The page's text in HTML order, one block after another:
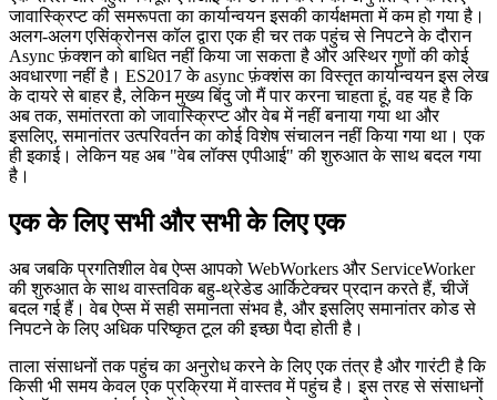
Concurrency एक साथ बहुत सी चीजों से निपटने के बारे में है। समानांतरवाद
एक साथ बहुत सी चीजें करने के बारे में है।
एक सरल और बहुत मजबूत एपीआई का उपयोग करने की अनुमति देने के लिए
जावास्क्रिप्ट की समरूपता का कार्यान्वयन इसकी कार्यक्षमता में कम हो गया है।
अलग-अलग एसिंक्रोनस कॉल द्वारा एक ही चर तक पहुंच से निपटने के दौरान
Async फ़ंक्शन को बाधित नहीं किया जा सकता है और अस्थिर गुणों की कोई
अवधारणा नहीं है। ES2017 के async फ़ंक्शंस का विस्तृत कार्यान्वयन इस लेख
के दायरे से बाहर है, लेकिन मुख्य बिंदु जो मैं पार करना चाहता हूं, वह यह है कि
अब तक, समांतरता को जावास्क्रिप्ट और वेब में नहीं बनाया गया था और
इसलिए, समानांतर उत्परिवर्तन का कोई विशेष संचालन नहीं किया गया था। एक
है।
एक के लिए सभी और सभी के लिए एक
अब जबकि प्रगतिशील वेब ऐप्स आपको WebWorkers और ServiceWorker
की शुरुआत के साथ वास्तविक बहु-थ्रेडेड आर्किटेक्चर प्रदान करते हैं, चीजें